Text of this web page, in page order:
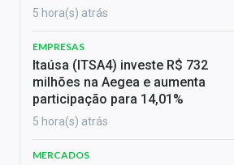
5 hora(s) atrás
EMPRESAS
Itaúsa (ITSA4) investe R$ 732
milhões na Aegea e aumenta
participação para 14,01%
5 hora(s) atrás
MERCADOS